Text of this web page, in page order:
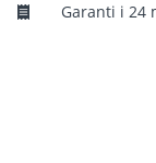
Garanti i 24